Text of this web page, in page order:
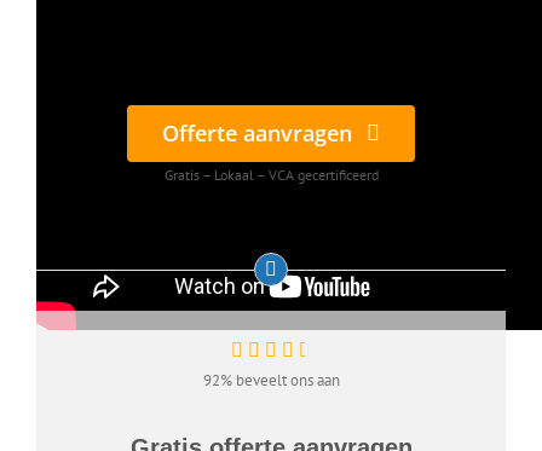
Offerte aanvragen
Gratis – Lokaal – VCA gecertificeerd
92% beveelt ons aan